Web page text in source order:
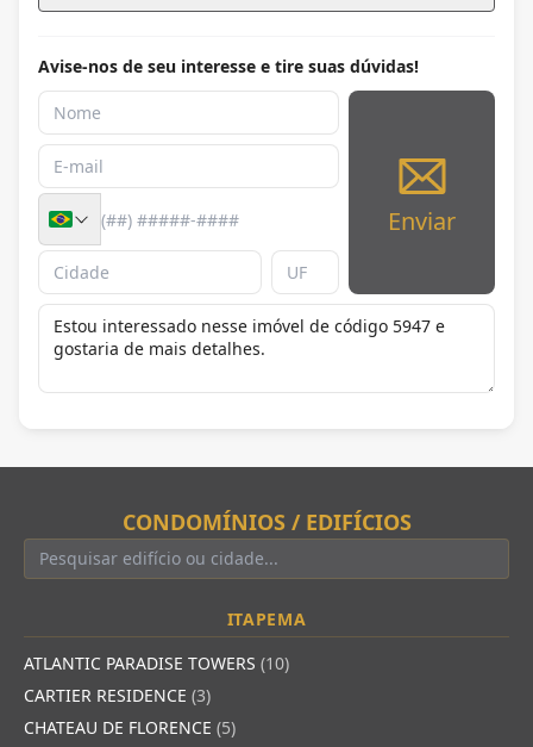
Avise-nos de seu interesse e tire suas dúvidas!
Enviar
CONDOMÍNIOS / EDIFÍCIOS
ITAPEMA
ATLANTIC PARADISE TOWERS (10)
CARTIER RESIDENCE (3)
CHATEAU DE FLORENCE (5)